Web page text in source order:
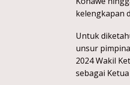
kelengkapan
Untuk
unsur
2024 Wakil
sebagai